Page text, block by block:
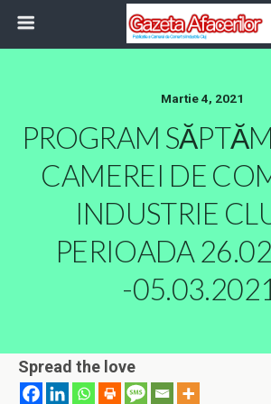
Martie 4, 2021
PROGRAM
CAMEREI DE
INDUSTRIE
PERIOADA
-
Spread the love